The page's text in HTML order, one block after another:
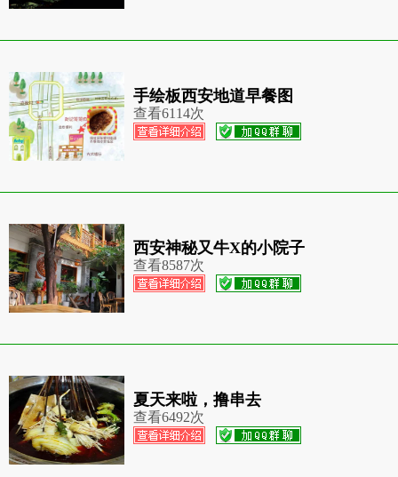
手绘板西安地道早餐图
查看6114次
西安神秘又牛X的小院子
查看8587次
夏天来啦，撸串去
查看6492次